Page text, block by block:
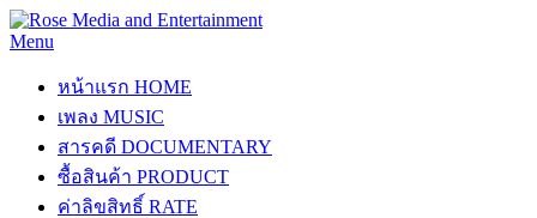
Menu
หน้าแรก HOME
เพลง MUSIC
สารคดี DOCUMENTARY
ซื้อสินค้า PRODUCT
ค่าลิขสิทธิ์ RATE